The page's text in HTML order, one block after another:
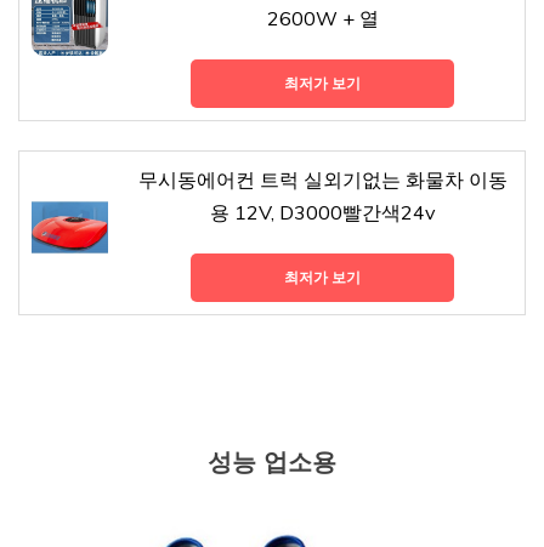
2600W + 열
최저가 보기
무시동에어컨 트럭 실외기없는 화물차 이동
용 12V, D3000빨간색24v
최저가 보기
성능 업소용